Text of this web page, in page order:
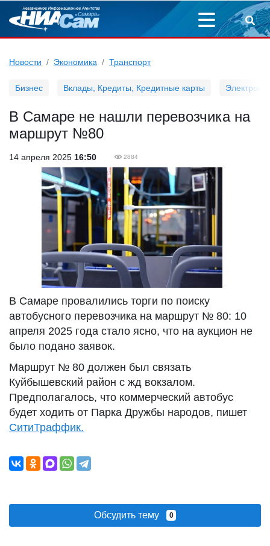
Новости Экономика Транспорт
Бизнес Вклады, Кредиты, Кредитные карты
В Самаре не нашли перевозчика на
маршрут №80
14 апреля 2025 16:50 2884
В Самаре провалились торги по поиску
автобусного перевозчика на маршрут № 80: 10
апреля 2025 года стало ясно, что на аукцион не
было подано заявок.
Маршрут № 80 должен был связать
Куйбышевский район с жд вокзалом.
Предполагалось, что коммерческий автобус
будет ходить от Парка Дружбы народов, пишет
СитиТраффик.
Обсудить тему 0